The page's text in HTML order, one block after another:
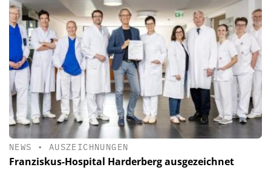
NEWS • AUSZEICHNUNGEN
Franziskus-Hospital Harderberg ausgezeichnet